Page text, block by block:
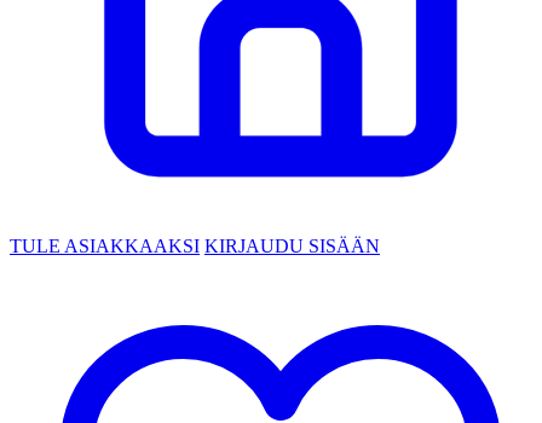
TULE ASIAKKAAKSI KIRJAUDU SISÄÄN